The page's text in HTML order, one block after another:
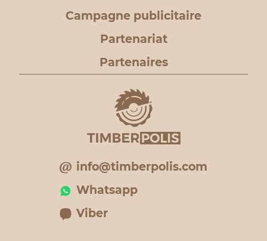
Campagne publicitaire
Partenariat
Partenaires
info@timberpolis.com
Whatsapp
Viber